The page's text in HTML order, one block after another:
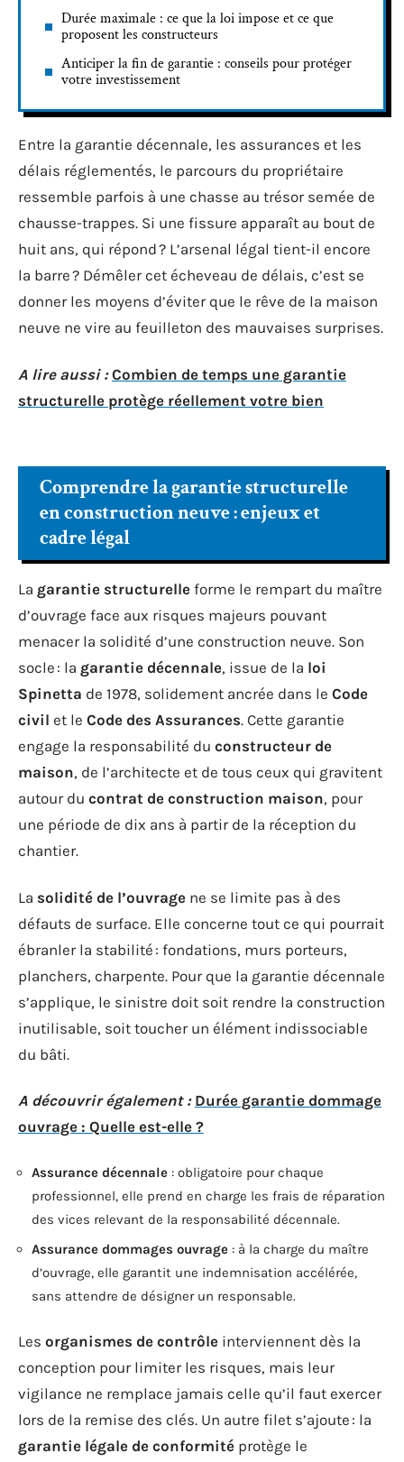
Durée maximale : ce que la loi impose et ce que
proposent les constructeurs
Anticiper la fin de garantie : conseils pour protéger
votre investissement
Entre la garantie décennale, les assurances et les
délais réglementés, le parcours du propriétaire
ressemble parfois à une chasse au trésor semée de
chausse-trappes. Si une fissure apparaît au bout de
huit ans, qui répond ? L’arsenal légal tient-il encore
la barre ? Démêler cet écheveau de délais, c’est se
donner les moyens d’éviter que le rêve de la maison
neuve ne vire au feuilleton des mauvaises surprises.
A lire aussi : Combien de temps une garantie
structurelle protège réellement votre bien
Comprendre la garantie structurelle
en construction neuve : enjeux et
cadre légal
La garantie structurelle forme le rempart du maître
d’ouvrage face aux risques majeurs pouvant
menacer la solidité d’une construction neuve. Son
socle : la garantie décennale, issue de la loi
Spinetta de 1978, solidement ancrée dans le Code
civil et le Code des Assurances. Cette garantie
engage la responsabilité du constructeur de
maison, de l’architecte et de tous ceux qui gravitent
autour du contrat de construction maison, pour
une période de dix ans à partir de la réception du
chantier.
La solidité de l’ouvrage ne se limite pas à des
défauts de surface. Elle concerne tout ce qui pourrait
ébranler la stabilité : fondations, murs porteurs,
planchers, charpente. Pour que la garantie décennale
s’applique, le sinistre doit soit rendre la construction
inutilisable, soit toucher un élément indissociable
du bâti.
A découvrir également : Durée garantie dommage
ouvrage : Quelle est-elle ?
Assurance décennale : obligatoire pour chaque
professionnel, elle prend en charge les frais de réparation
des vices relevant de la responsabilité décennale.
Assurance dommages ouvrage : à la charge du maître
d’ouvrage, elle garantit une indemnisation accélérée,
sans attendre de désigner un responsable.
Les organismes de contrôle interviennent dès la
conception pour limiter les risques, mais leur
vigilance ne remplace jamais celle qu’il faut exercer
lors de la remise des clés. Un autre filet s’ajoute : la
garantie légale de conformité protège le